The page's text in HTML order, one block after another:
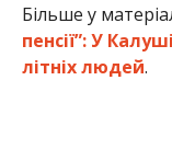
Більше у
пенсії”: У
літніх людей.